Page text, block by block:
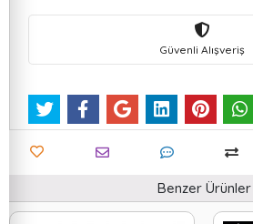
Güvenli Alışveriş
Benzer Ürünler